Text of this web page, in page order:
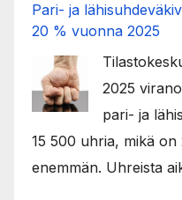
Pari- ja
20 % vuonna 2025
2025
pari- ja
15 500 uhria, mikä
enemmän. Uhreista